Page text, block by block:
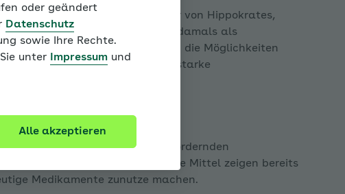
etwa aus dem alten China oder von Hippokrates,
und belegen, dass er schon damals als
wurde. Allerdings waren die Möglichkeiten
meist Aderlass, Blutegel oder starke
und die stark schlaffördernden
Leben beträchtlich. Aber: Diese Mittel zeigen bereits
Medikamente zunutze machen.
oder geändert
Datenschutz
sowie Ihre Rechte.
unter
Impressum und
Alle akzeptieren